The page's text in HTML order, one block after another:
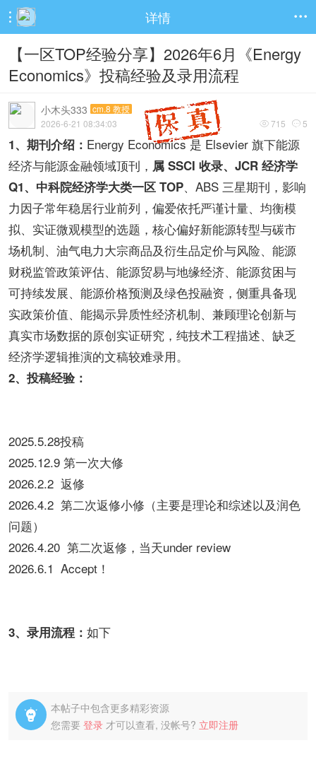
 详情 
【一区TOP经验分享】2026年6月《Energy
Economics》投稿经验及录用流程
小木头333 cm.8 教授
 715  5
2026-6-21 08:34:03
1、期刊介绍： Energy Economics 是 Elsevier 旗下能源
经济与能源金融领域顶刊， 属 SSCI 收录、JCR 经济学
Q1、中科院经济学大类一区 TOP、ABS 三星期刊，影响
力因子常年稳居行业前列，偏爱依托严谨计量、均衡模
拟、实证微观模型的选题，核心偏好新能源转型与碳市
场机制、油气电力大宗商品及衍生品定价与风险、能源
财税监管政策评估、能源贸易与地缘经济、能源贫困与
可持续发展、能源价格预测及绿色投融资，侧重具备现
实政策价值、能揭示异质性经济机制、兼顾理论创新与
真实市场数据的原创实证研究，纯技术工程描述、缺乏
经济学逻辑推演的文稿较难录用。
2、投稿经验：
2025.5.28投稿
2025.12.9 第一次大修
2026.2.2 返修
2026.4.2 第二次返修小修（主要是理论和综述以及润色
问题）
2026.4.20 第二次返修，当天under review
2026.6.1 Accept！
3、录用流程： 如下

本帖子中包含更多精彩资源
您需要 登录 才可以查看, 没帐号? 立即注册